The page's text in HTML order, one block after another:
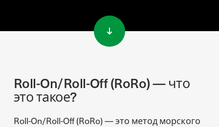
Roll-On/Roll-Off (RoRo) — что
это такое?
Roll-On/Roll-Off (RoRo) — это метод морского